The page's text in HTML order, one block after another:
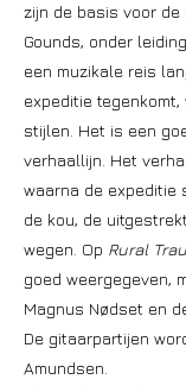
zijn de basis voor de
Gounds, onder
een muzikale reis
expeditie
stijlen. Het is een
verhaallijn. Het
waarna de expeditie
de kou, de
wegen. Op Rural
goed weergegeven,
Magnus Nødset en
De gitaarpartijen
Amundsen.